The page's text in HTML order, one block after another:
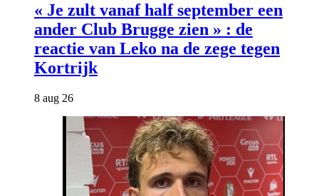
« Je zult vanaf half september een
ander Club Brugge zien » : de
reactie van Leko na de zege tegen
Kortrijk
8 aug 26